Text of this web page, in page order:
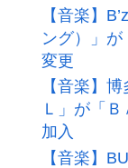
【音楽】
ング）」
変更
【音楽】
Ｌ」が「
加入
【音楽】